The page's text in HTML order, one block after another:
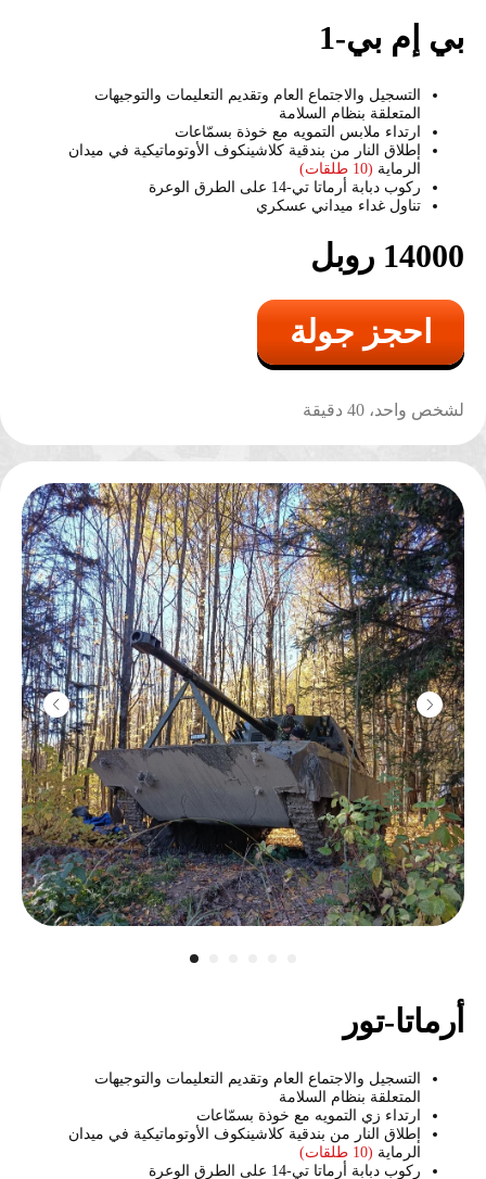
بي إم بي-1
التسجيل والاجتماع العام وتقديم التعليمات والتوجيهات
المتعلقة بنظام السلامة
ارتداء ملابس التمويه مع خوذة بسمّاعات
إطلاق النار من بندقية كلاشينكوف الأوتوماتيكية في ميدان
الرماية (10 طلقات)
ركوب دبابة أرماتا تي-14 على الطرق الوعرة
تناول غداء ميداني عسكري
14000 روبل
احجز جولة
لشخص واحد، 40 دقيقة
أرماتا-تور
التسجيل والاجتماع العام وتقديم التعليمات والتوجيهات
المتعلقة بنظام السلامة
ارتداء زي التمويه مع خوذة بسمّاعات
إطلاق النار من بندقية كلاشينكوف الأوتوماتيكية في ميدان
الرماية (10 طلقات)
ركوب دبابة أرماتا تي-14 على الطرق الوعرة